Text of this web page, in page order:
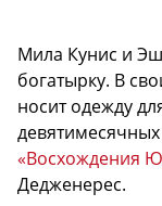
Мила Кунис и
богатырку. В
носит одежду
«Восхождения
Дедженерес.